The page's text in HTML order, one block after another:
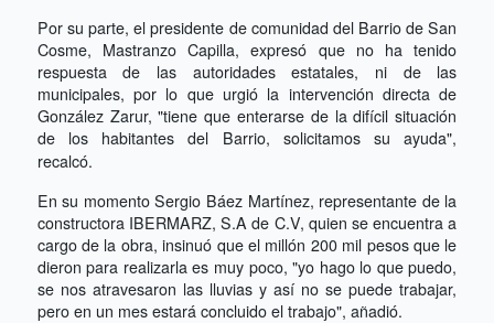
Por su parte, el presidente de comunidad del Barrio de San
Cosme, Mastranzo Capilla, expresó que no ha tenido
respuesta de las autoridades estatales, ni de las
municipales, por lo que urgió la intervención directa de
González Zarur, "tiene que enterarse de la difícil situación
de los habitantes del Barrio, solicitamos su ayuda",
recalcó.
En su momento Sergio Báez Martínez, representante de la
constructora IBERMARZ, S.A de C.V, quien se encuentra a
cargo de la obra, insinuó que el millón 200 mil pesos que le
dieron para realizarla es muy poco, "yo hago lo que puedo,
se nos atravesaron las lluvias y así no se puede trabajar,
pero en un mes estará concluido el trabajo", añadió.